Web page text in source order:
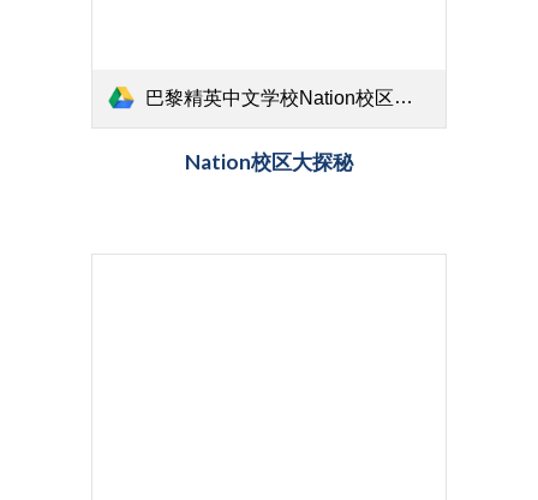
巴黎精英中文学校Nation校区大探秘（最终版）.mp4
Nation校区大探秘